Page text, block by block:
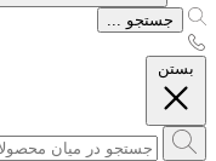
جستجو ...
بستن